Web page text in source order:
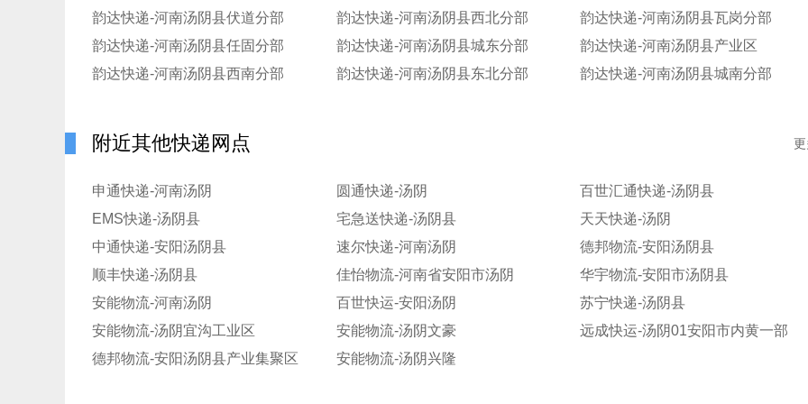
韵达快递-河南汤阴县伏道分部 韵达快递-河南汤阴县西北分部
韵达快递-河南汤阴县瓦岗分部
韵达快递-河南汤阴县任固分部
韵达快递-河南汤阴县城东分部
韵达快递-河南汤阴县产业区
韵达快递-河南汤阴县西南分部
韵达快递-河南汤阴县东北分部 韵达快递-河南汤阴县城南分部
附近其他快递网点
申通快递-河南汤阴 圆通快递-汤阴
百世汇通快递-汤阴县
EMS快递-汤阴县
宅急送快递-汤阴县
天天快递-汤阴
中通快递-安阳汤阴县
速尔快递-河南汤阴
德邦物流-安阳汤阴县
顺丰快递-汤阴县
佳怡物流-河南省安阳市汤阴
华宇物流-安阳市汤阴县
安能物流-河南汤阴
百世快运-安阳汤阴
苏宁快递-汤阴县
安能物流-汤阴宜沟工业区
安能物流-汤阴文豪
远成快运-汤阴01安阳市内黄一部
德邦物流-安阳汤阴县产业集聚区
安能物流-汤阴兴隆